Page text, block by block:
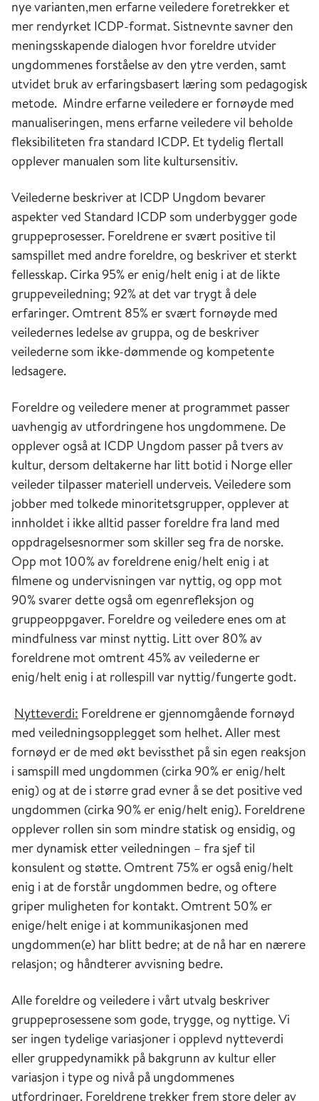
nye varianten,men erfarne veiledere foretrekker et
mer rendyrket ICDP-format. Sistnevnte savner den
meningsskapende dialogen hvor foreldre utvider
ungdommenes forståelse av den ytre verden, samt
utvidet bruk av erfaringsbasert læring som pedagogisk
metode. Mindre erfarne veiledere er fornøyde med
manualiseringen, mens erfarne veiledere vil beholde
fleksibiliteten fra standard ICDP. Et tydelig flertall
opplever manualen som lite kultursensitiv.
Veilederne beskriver at ICDP Ungdom bevarer
aspekter ved Standard ICDP som underbygger gode
gruppeprosesser. Foreldrene er svært positive til
samspillet med andre foreldre, og beskriver et sterkt
fellesskap. Cirka 95% er enig/helt enig i at de likte
gruppeveiledning; 92% at det var trygt å dele
erfaringer. Omtrent 85% er svært fornøyde med
veiledernes ledelse av gruppa, og de beskriver
veilederne som ikke-dømmende og kompetente
ledsagere.
Foreldre og veiledere mener at programmet passer
uavhengig av utfordringene hos ungdommene. De
opplever også at ICDP Ungdom passer på tvers av
kultur, dersom deltakerne har litt botid i Norge eller
veileder tilpasser materiell underveis. Veiledere som
jobber med tolkede minoritetsgrupper, opplever at
innholdet i ikke alltid passer foreldre fra land med
oppdragelsesnormer som skiller seg fra de norske.
Opp mot 100% av foreldrene enig/helt enig i at
filmene og undervisningen var nyttig, og opp mot
90% svarer dette også om egenrefleksjon og
gruppeoppgaver. Foreldre og veiledere enes om at
mindfulness var minst nyttig. Litt over 80% av
foreldrene mot omtrent 45% av veilederne er
enig/helt enig i at rollespill var nyttig/fungerte godt.
Nytteverdi: Foreldrene er gjennomgående fornøyd
med veiledningsopplegget som helhet. Aller mest
fornøyd er de med økt bevissthet på sin egen reaksjon
i samspill med ungdommen (cirka 90% er enig/helt
enig) og at de i større grad evner å se det positive ved
ungdommen (cirka 90% er enig/helt enig). Foreldrene
opplever rollen sin som mindre statisk og ensidig, og
mer dynamisk etter veiledningen – fra sjef til
konsulent og støtte. Omtrent 75% er også enig/helt
enig i at de forstår ungdommen bedre, og oftere
griper muligheten for kontakt. Omtrent 50% er
enige/helt enige i at kommunikasjonen med
ungdommen(e) har blitt bedre; at de nå har en nærere
relasjon; og håndterer avvisning bedre.
Alle foreldre og veiledere i vårt utvalg beskriver
gruppeprosessene som gode, trygge, og nyttige. Vi
ser ingen tydelige variasjoner i opplevd nytteverdi
eller gruppedynamikk på bakgrunn av kultur eller
variasjon i type og nivå på ungdommenes
utfordringer. Foreldrene trekker frem store deler av